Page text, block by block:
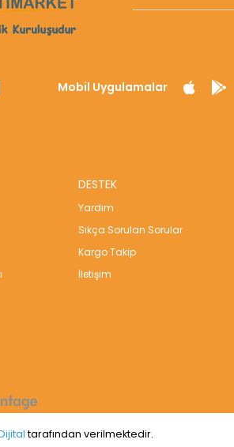
Mobil Uygulamalar
DESTEK
Yardım
Sıkça Sorulan Sorular
Kargo Takip
İletişim
tarafından verilmektedir.